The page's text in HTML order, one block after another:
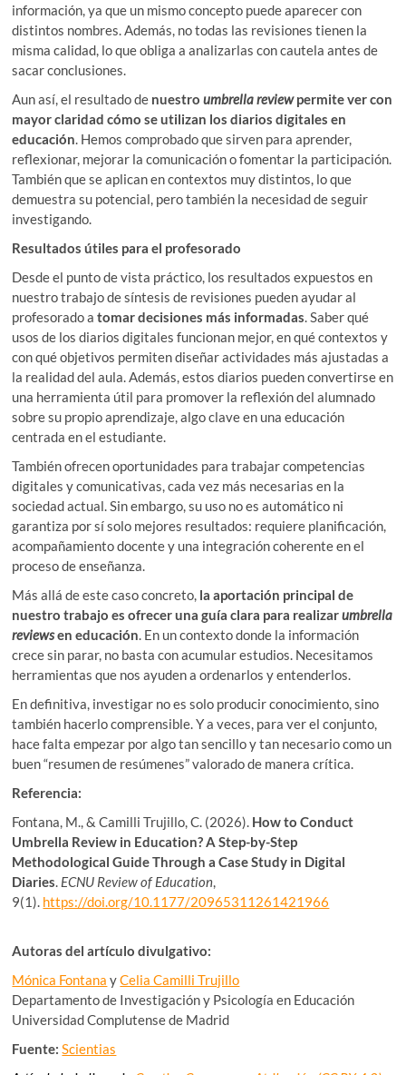
información, ya que un mismo concepto puede aparecer con
distintos nombres. Además, no todas las revisiones tienen la
misma calidad, lo que obliga a analizarlas con cautela antes de
sacar conclusiones.
Aun así, el resultado de nuestroumbrella reviewpermite ver con
mayor claridad cómo se utilizan los diarios digitales en
educación. Hemos comprobado que sirven para aprender,
reflexionar, mejorar la comunicación o fomentar la participación.
También que se aplican en contextos muy distintos, lo que
demuestra su potencial, pero también la necesidad de seguir
investigando.
Resultados útiles para el profesorado
Desde el punto de vista práctico, los resultados expuestos en
nuestro trabajo de síntesis de revisiones pueden ayudar al
profesorado atomar decisiones más informadas. Saber qué
usos de los diarios digitales funcionan mejor, en qué contextos y
con qué objetivos permiten diseñar actividades más ajustadas a
la realidad del aula. Además, estos diarios pueden convertirse en
una herramienta útil para promover la reflexión del alumnado
sobre su propio aprendizaje, algo clave en una educación
centrada en el estudiante.
También ofrecen oportunidades para trabajar competencias
digitales y comunicativas, cada vez más necesarias en la
sociedad actual. Sin embargo, su uso no es automático ni
garantiza por sí solo mejores resultados: requiere planificación,
acompañamiento docente y una integración coherente en el
proceso de enseñanza.
Más allá de este caso concreto, la aportación principal de
nuestro trabajo es ofrecer una guía clara para realizarumbrella
reviewsen educación. En un contexto donde la información
crece sin parar, no basta con acumular estudios. Necesitamos
herramientas que nos ayuden a ordenarlos y entenderlos.
En definitiva, investigar no es solo producir conocimiento, sino
también hacerlo comprensible. Y a veces, para ver el conjunto,
hace falta empezar por algo tan sencillo y tan necesario como un
buen “resumen de resúmenes” valorado de manera crítica.
Referencia:
Fontana, M., & Camilli Trujillo, C. (2026). How to Conduct
Umbrella Review in Education? A Step-by-Step
Methodological Guide Through a Case Study in Digital
Diaries. ECNU Review of Education,
9(1). https://doi.org/10.1177/20965311261421966
Autoras del artículo divulgativo:
Mónica Fontana yCelia Camilli Trujillo
Departamento de Investigación y Psicología en Educación
Universidad Complutense de Madrid
Fuente: Scientias